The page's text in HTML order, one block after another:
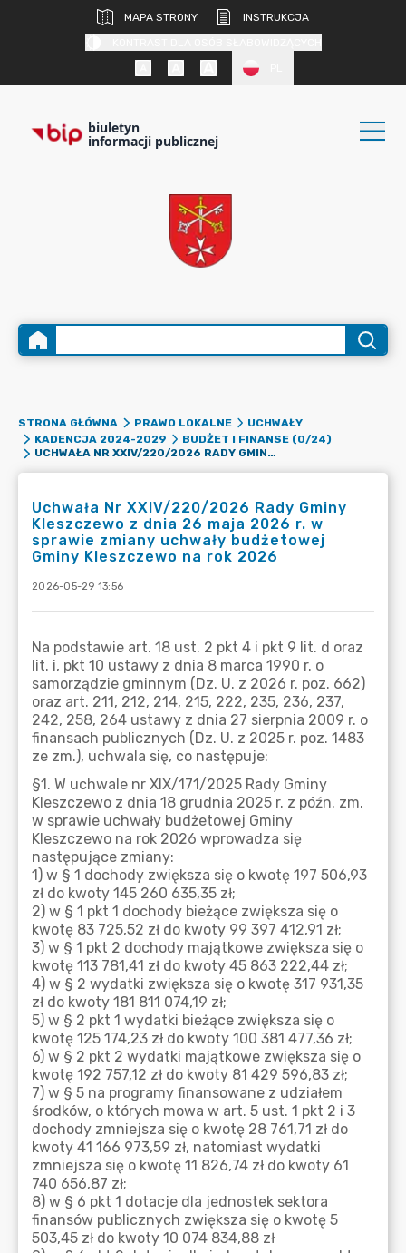
MAPA STRONY
INSTRUKCJA
biuletyn
informacji publicznej
STRONA GŁÓWNA PRAWO LOKALNE
UCHWAŁY
KADENCJA 2024-2029
BUDŻET I FINANSE (0/24)
UCHWAŁA NR XXIV/220/2026 RADY GMINY KLESZCZEWO Z DNIA 26 MAJA 2026 R. W SPRAWIE ZMIANY UCHWAŁY BUDŻETOWEJ GMINY KLESZCZEWO NA ROK 2026
Uchwała Nr XXIV/220/2026 Rady Gminy
Kleszczewo z dnia 26 maja 2026 r. w
sprawie zmiany uchwały budżetowej
Gminy Kleszczewo na rok 2026
2026-05-29 13:56